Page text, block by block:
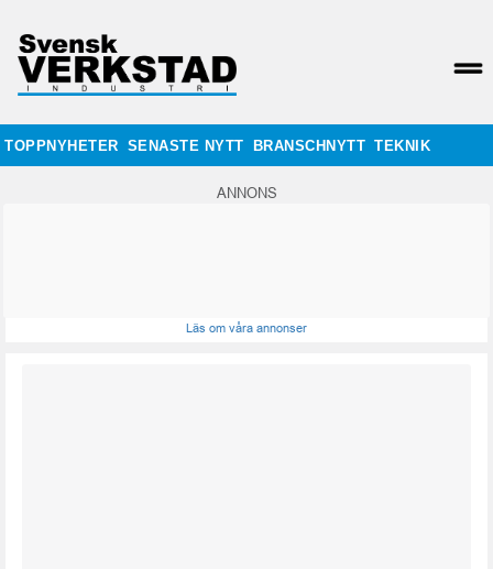
TOPPNYHETER SENASTE NYTT BRANSCHNYTT TEKNIK
ANNONS
Läs om våra annonser